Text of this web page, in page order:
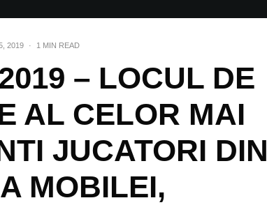
2019 · 1 MIN READ
– LOCUL DE
AL CELOR MAI
JUCATORI DIN
MOBILEI,